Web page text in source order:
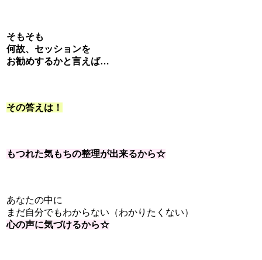
そもそも
何故、セッションを
お勧めするかと言えば…
その答えは！
もつれた気もちの整理が出来るから☆
あなたの中に
まだ自分でもわからない（わかりたくない）
心の声に気づけるから☆